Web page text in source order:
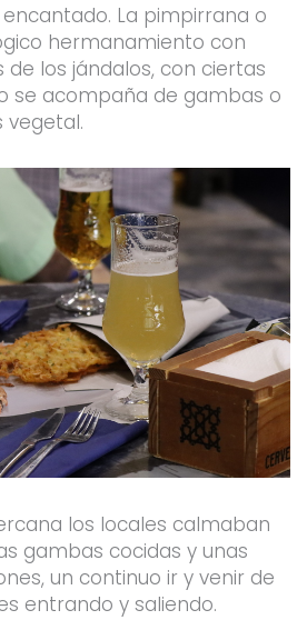
La pimpirrana o
hermanamiento con
los jándalos, con ciertas
se acompaña de gambas o
vegetal.
los locales calmaban
gambas cocidas y unas
un continuo ir y venir de
entrando y saliendo.